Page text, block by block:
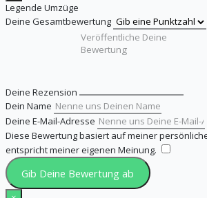
Legende Umzüge
Deine Gesamtbewertung
Deine Rezension
Dein Name
Deine E-Mail-Adresse
Diese Bewertung basiert auf meiner
entspricht meiner eigenen Meinung.
Gib Deine Bewertung ab